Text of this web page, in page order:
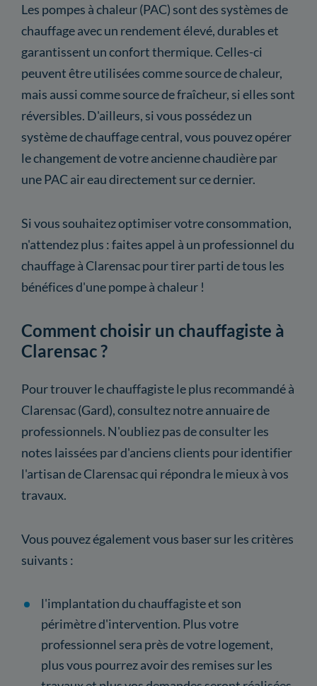
Les pompes à chaleur (PAC) sont des systèmes de
chauffage avec un rendement élevé, durables et
garantissent un confort thermique. Celles-ci
peuvent être utilisées comme source de chaleur,
mais aussi comme source de fraîcheur, si elles sont
réversibles. D'ailleurs, si vous possédez un
système de chauffage central, vous pouvez opérer
le changement de votre ancienne chaudière par
une PAC air eau directement sur ce dernier.
Si vous souhaitez optimiser votre consommation,
n'attendez plus : faites appel à un professionnel du
chauffage à Clarensac pour tirer parti de tous les
bénéfices d'une pompe à chaleur !
Comment choisir un chauffagiste à
Clarensac ?
Pour trouver le chauffagiste le plus recommandé à
Clarensac (Gard), consultez notre annuaire de
professionnels. N'oubliez pas de consulter les
notes laissées par d'anciens clients pour identifier
l'artisan de Clarensac qui répondra le mieux à vos
travaux.
Vous pouvez également vous baser sur les critères
suivants :
l'implantation du chauffagiste et son
périmètre d'intervention. Plus votre
professionnel sera près de votre logement,
plus vous pourrez avoir des remises sur les